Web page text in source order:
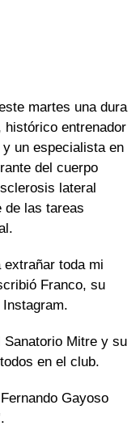
martes una dura
histórico entrenador
un especialista en
del cuerpo
lateral
de las tareas
extrañar toda mi
Franco, su
Sanatorio Mitre y su
en el club.
Gayoso